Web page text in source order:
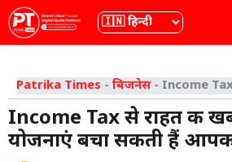
Skip
to
content
भाषा
Patrika Times - बिजनेस- Income
Income Tax से राहत की
योजनाएं बचा सकती हैं